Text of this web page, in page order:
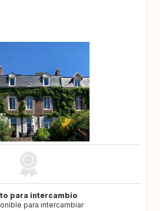
para intercambio
para intercambiar